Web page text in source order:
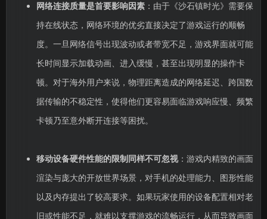
网络连接质量是首要影响因素：由于《沙石镇时光》需要保
持在线状态，网络环境的优劣直接决定了游戏运行的顺畅
度。一旦网络信号出现波动或者带宽不足，游戏界面就可能
长时间显示加载动画、进入缓慢，甚至出现明显的操作卡
顿。对于海外用户来说，物理距离造成的网络延迟、跨国数
据传输的不稳定性，使得他们更容易面临游戏响应慢、频繁
卡顿乃至意外断开连接等困扰。
移动设备硬件性能的限制同样不可忽视：游戏内精致的画面
渲染与庞大的开放世界场景，对手机的处理能力、图形性能
以及内存提出了较高要求。如果玩家使用的设备配置相对老
旧或性能不足，就难以支撑游戏的流畅运行，从而导致画面